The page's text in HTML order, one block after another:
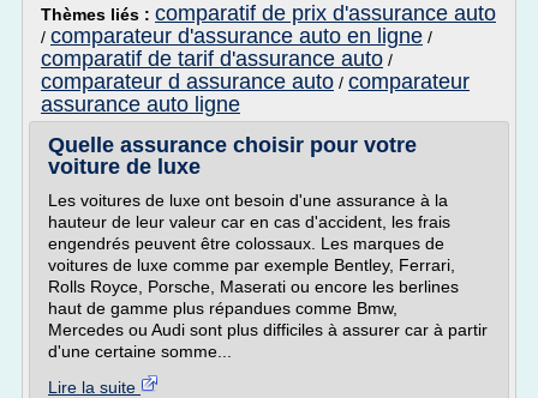
Thèmes liés : comparatif de prix d'assurance auto
/ comparateur d'assurance auto en ligne /
comparatif de tarif d'assurance auto /
comparateur d assurance auto / comparateur
assurance auto ligne
Quelle assurance choisir pour votre
voiture de luxe
Les voitures de luxe ont besoin d'une assurance à la
hauteur de leur valeur car en cas d'accident, les frais
engendrés peuvent être colossaux. Les marques de
voitures de luxe comme par exemple Bentley, Ferrari,
Rolls Royce, Porsche, Maserati ou encore les berlines
haut de gamme plus répandues comme Bmw,
Mercedes ou Audi sont plus difficiles à assurer car à partir
d'une certaine somme...
Lire la suite